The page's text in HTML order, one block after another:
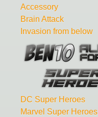
Accessory
Brain Attack
Invasion from below
DC Super Heroes
Marvel Super Heroes